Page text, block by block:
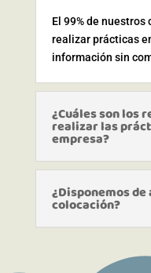
El 99% de
realizar prácticas
información sin
¿Cuáles son los
realizar las
empresa?
¿Disponemos de
colocación?